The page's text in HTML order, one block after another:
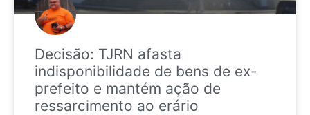
Decisão: TJRN afasta
indisponibilidade de bens de ex-
prefeito e mantém ação de
ressarcimento ao erário